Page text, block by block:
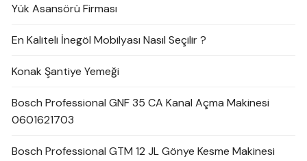
Yük Asansörü Firması
En Kaliteli İnegöl Mobilyası Nasıl Seçilir ?
Konak Şantiye Yemeği
Bosch Professional GNF 35 CA Kanal Açma Makinesi
0601621703
Bosch Professional GTM 12 JL Gönye Kesme Makinesi